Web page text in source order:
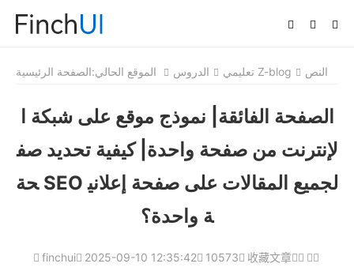
الموقع الحالي:الصفحة الرئيسية الدروس تعليمي Z-blog النص
الصفحة الفائقة| نموذج موقع على شبكة ا
لإنترنت من صفحة واحدة| كيفية تحديد صف
حة SEO لجميع المقالات على صفحة إعلاني
ة واحدة؟
finchui 2025-09-10 12:35:42 10573 收藏文章